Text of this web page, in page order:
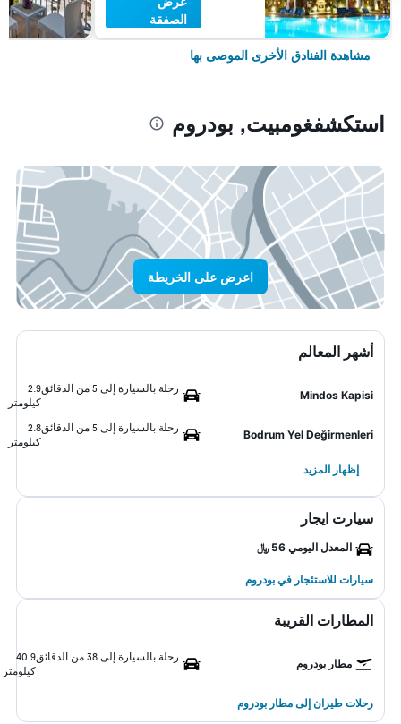
الصفقة
مشاهدة الفنادق الأخرى الموصى بها
استكشفغومبيت, بودروم
اعرض على الخريطة
أشهر المعالم
Mindos Kapisi
رحلة بالسيارة إلى 5 من الدقائق
2.9
كيلومتر
Bodrum Yel Değirmenleri
رحلة بالسيارة إلى 5 من الدقائق
2.8
كيلومتر
إظهار المزيد
سيارت ايجار
المعدل اليومي 56 ﷼
سيارات للاستئجار في بودروم
المطارات القريبة
مطار بودروم
رحلة بالسيارة إلى 38 من الدقائق
40.9
كيلومتر
رحلات طيران إلى مطار بودروم